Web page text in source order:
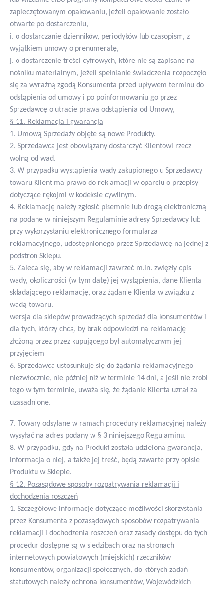
zapieczętowanym opakowaniu, jeżeli opakowanie zostało
otwarte po dostarczeniu,
i. o dostarczanie dzienników, periodyków lub czasopism, z
wyjątkiem umowy o prenumeratę,
j. o dostarczenie treści cyfrowych, które nie są zapisane na
nośniku materialnym, jeżeli spełnianie świadczenia rozpoczęło
się za wyraźną zgodą Konsumenta przed upływem terminu do
odstąpienia od umowy i po poinformowaniu go przez
Sprzedawcę o utracie prawa odstąpienia od Umowy,
§ 11. Reklamacja i gwarancja
1. Umową Sprzedaży objęte są nowe Produkty.
2. Sprzedawca jest obowiązany dostarczyć Klientowi rzecz
wolną od wad.
3. W przypadku wystąpienia wady zakupionego u Sprzedawcy
towaru Klient ma prawo do reklamacji w oparciu o przepisy
dotyczące rękojmi w kodeksie cywilnym.
4. Reklamację należy zgłosić pisemnie lub drogą elektroniczną
na podane w niniejszym Regulaminie adresy Sprzedawcy lub
przy wykorzystaniu elektronicznego formularza
reklamacyjnego, udostępnionego przez Sprzedawcę na jednej z
podstron Sklepu.
5. Zaleca się, aby w reklamacji zawrzeć m.in. zwięzły opis
wady, okoliczności (w tym datę) jej wystąpienia, dane Klienta
składającego reklamację, oraz żądanie Klienta w związku z
wadą towaru.
wersja dla sklepów prowadzących sprzedaż dla konsumentów i
dla tych, którzy chcą, by brak odpowiedzi na reklamację
złożoną przez przez kupującego był automatycznym jej
przyjęciem
6. Sprzedawca ustosunkuje się do żądania reklamacyjnego
niezwłocznie, nie później niż w terminie 14 dni, a jeśli nie zrobi
tego w tym terminie, uważa się, że żądanie Klienta uznał za
uzasadnione.
7. Towary odsyłane w ramach procedury reklamacyjnej należy
wysyłać na adres podany w § 3 niniejszego Regulaminu.
8. W przypadku, gdy na Produkt została udzielona gwarancja,
informacja o niej, a także jej treść, będą zawarte przy opisie
Produktu w Sklepie.
§ 12. Pozasądowe sposoby rozpatrywania reklamacji i
dochodzenia roszczeń
1. Szczegółowe informacje dotyczące możliwości skorzystania
przez Konsumenta z pozasądowych sposobów rozpatrywania
reklamacji i dochodzenia roszczeń oraz zasady dostępu do tych
procedur dostępne są w siedzibach oraz na stronach
internetowych powiatowych (miejskich) rzeczników
konsumentów, organizacji społecznych, do których zadań
statutowych należy ochrona konsumentów, Wojewódzkich